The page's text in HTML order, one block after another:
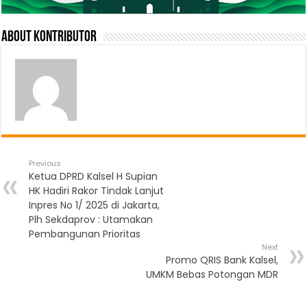
About Kontributor
Previous
Ketua DPRD Kalsel H Supian
HK Hadiri Rakor Tindak Lanjut
Inpres No 1/ 2025 di Jakarta,
Plh Sekdaprov : Utamakan
Pembangunan Prioritas
Next
Promo QRIS Bank Kalsel,
UMKM Bebas Potongan MDR